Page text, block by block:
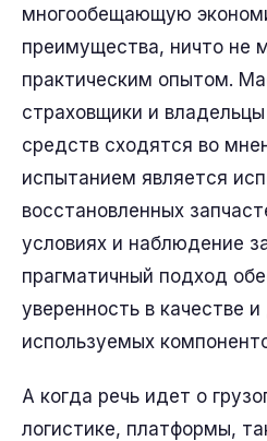
многообещающую
преимущества, ничто не
практическим опытом.
страховщики и
средств сходятся во
испытанием является
восстановленных
условиях и наблюдение
прагматичный подход
уверенность в качестве
используемых
А когда речь идет о
логистике, платформы,